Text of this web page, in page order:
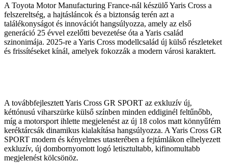
A Toyota Motor Manufacturing France-nál készülő Yaris Cross a
felszereltség, a hajtásláncok és a biztonság terén azt a
találékonyságot és innovációt hangsúlyozza, amely az első
generáció 25 évvel ezelőtti bevezetése óta a Yaris család
szinonimája. 2025-re a Yaris Cross modellcsalád új külső részleteket
és frissítéseket kínál, amelyek fokozzák a modern városi karaktert.
A továbbfejlesztett Yaris Cross GR SPORT az exkluzív új,
kéttónusú viharszürke külső színben minden eddiginél feltűnőbb,
míg a motorsport ihlette megjelenést az új 18 colos matt könnyűfém
keréktárcsák dinamikus kialakítása hangsúlyozza. A Yaris Cross GR
SPORT modern és kényelmes utasterében a fejtámlákon elhelyezett
exkluzív, új dombornyomott logó letisztultabb, kifinomultabb
megjelenést kölcsönöz.